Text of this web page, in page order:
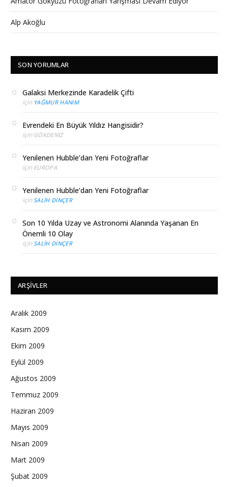
Alp Akoğlu
SON YORUMLAR
Galaksi Merkezinde Karadelik Çifti
için YAĞMUR HANIM
Evrendeki En Büyük Yıldız Hangisidir?
için GÖKDENIZ
Yenilenen Hubble’dan Yeni Fotoğraflar
için EUROPA
Yenilenen Hubble’dan Yeni Fotoğraflar
içinSALIH DINÇER
Son 10 Yılda Uzay ve Astronomi Alanında Yaşanan En
Önemli 10 Olay
içinSALIH DINÇER
ARŞIVLER
Aralık 2009
Kasım 2009
Ekim 2009
Eylül 2009
Ağustos 2009
Temmuz 2009
Haziran 2009
Mayıs 2009
Nisan 2009
Mart 2009
Şubat 2009